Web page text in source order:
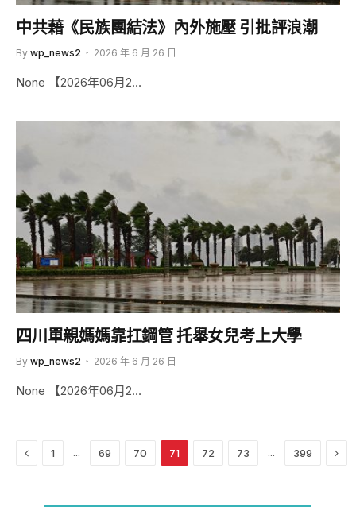
中共藉《民族團結法》內外施壓 引批評浪潮
By wp_news2 2026 年 6 月 26 日
None 【2026年06月2…
四川單親媽媽靠扛鋼管 托舉女兒考上大學
By wp_news2 2026 年 6 月 26 日
None 【2026年06月2…
Previous
1 ... 69 70 71 72 73 ... 399